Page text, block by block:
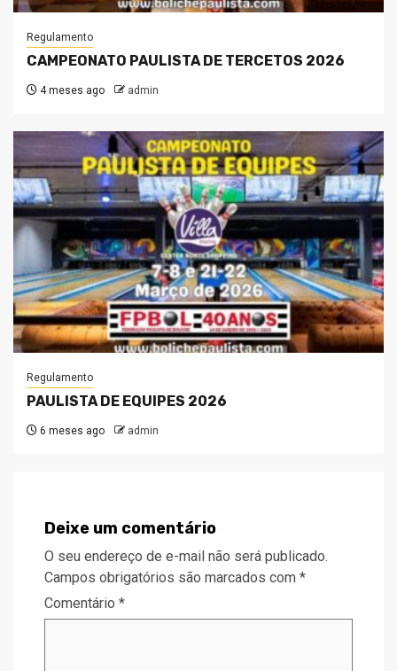
Regulamento
CAMPEONATO PAULISTA DE TERCETOS 2026
4 meses ago admin
Regulamento
PAULISTA DE EQUIPES 2026
6 meses ago admin
Deixe um comentário
O seu endereço de e-mail não será publicado.
Campos obrigatórios são marcados com *
Comentário *